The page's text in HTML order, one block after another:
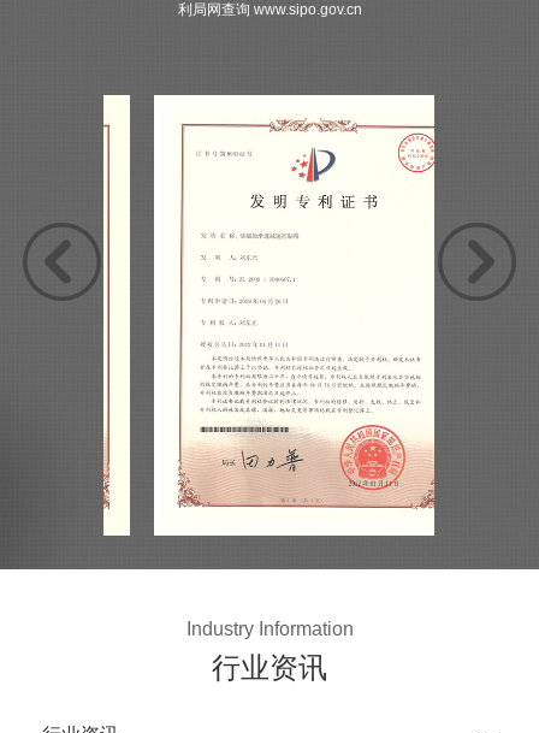
利局网查询 www.sipo.gov.cn
Industry Information
行业资讯